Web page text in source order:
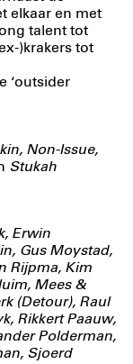
elkaar en met
talent tot
)krakers tot
‘outsider
Non-Issue,
Stukah
Erwin
Gus Moystad,
Rijpma, Kim
Mees &
(Detour), Raul
Rikkert Paauw,
Polderman,
Sjoerd